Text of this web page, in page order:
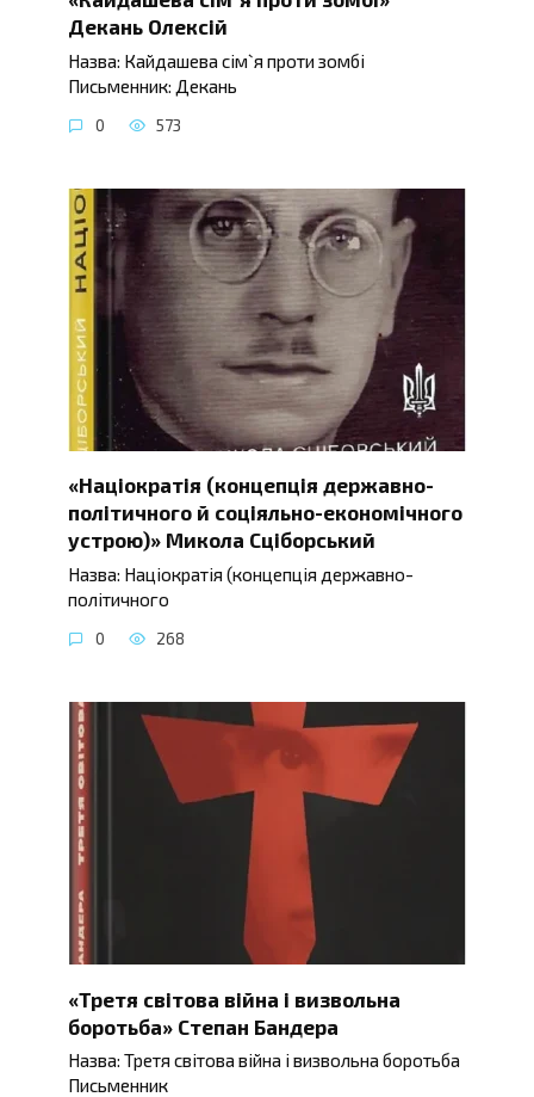
Декань Олексій
Назва: Кайдашева сім`я проти зомбі
Письменник: Декань
0 573
«Націократія (концепція державно-
політичного й соціяльно-економічного
устрою)» Микола Сціборський
Назва: Націократія (концепція державно-
політичного
0 268
«Третя світова війна і визвольна
боротьба» Степан Бандера
Назва: Третя світова війна і визвольна боротьба
Письменник